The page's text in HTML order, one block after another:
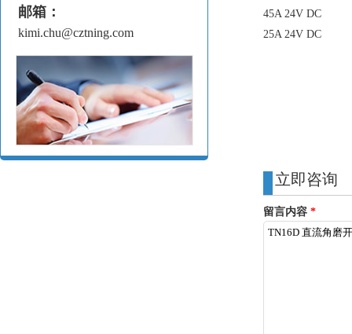
邮箱：
kimi.chu@cztning.com
45A 24V DC
25A 24V DC
立即咨询
留言内容 *